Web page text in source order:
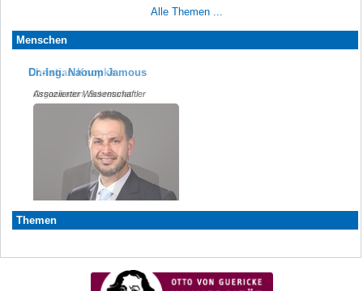
Alle Themen ...
Menschen
Christian Knopke
Organisation, Sekretariat
Dr.-Ing. Naoum Jamous
Assoziierter Wissenschaftler
Themen